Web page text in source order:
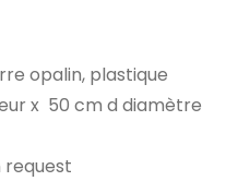
opalin, plastique
x 50 cm d diamètre
request